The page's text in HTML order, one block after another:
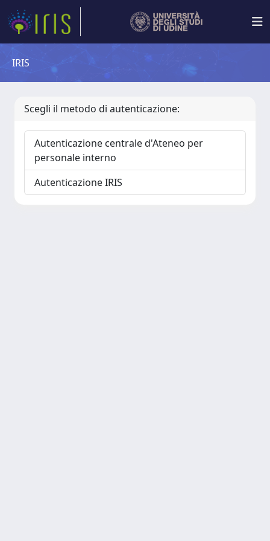
IRIS
Scegli il metodo di autenticazione:
Autenticazione centrale d'Ateneo per
personale interno
Autenticazione IRIS